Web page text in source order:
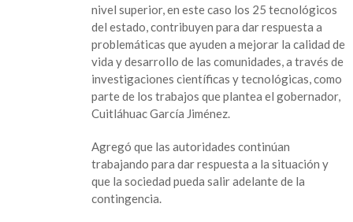
nivel superior, en este caso los 25 tecnológicos
del estado, contribuyen para dar respuesta a
problemáticas que ayuden a mejorar la calidad de
vida y desarrollo de las comunidades, a través de
investigaciones científicas y tecnológicas, como
parte de los trabajos que plantea el gobernador,
Cuitláhuac García Jiménez.
Agregó que las autoridades continúan
trabajando para dar respuesta a la situación y
que la sociedad pueda salir adelante de la
contingencia.